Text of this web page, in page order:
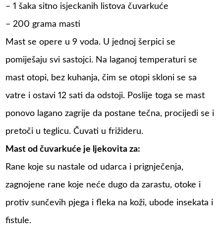
– 1 šaka sitno isjeckanih listova čuvarkuće
– 200 grama masti
Mast se opere u 9 voda. U jednoj šerpici se
pomiješaju svi sastojci. Na laganoj temperaturi se
mast otopi, bez kuhanja, čim se otopi skloni se sa
vatre i ostavi 12 sati da odstoji. Poslije toga se mast
ponovo lagano zagrije da postane tečna, procijedi se i
pretoči u teglicu. Čuvati u frižideru.
Mast od čuvarkuće je ljekovita za:
Rane koje su nastale od udarca i prignječenja,
zagnojene rane koje neće dugo da zarastu, otoke i
protiv sunčevih pjega i fleka na koži, ubode insekata i
fistule.